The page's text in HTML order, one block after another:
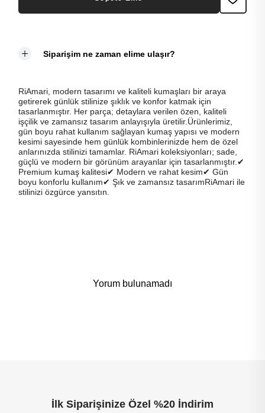
Siparişim ne zaman elime ulaşır?
RiAmari, modern tasarımı ve kaliteli kumaşları bir araya
getirerek günlük stilinize şıklık ve konfor katmak için
tasarlanmıştır. Her parça; detaylara verilen özen, kaliteli
işçilik ve zamansız tasarım anlayışıyla üretilir.Ürünlerimiz,
gün boyu rahat kullanım sağlayan kumaş yapısı ve modern
kesimi sayesinde hem günlük kombinlerinizde hem de özel
anlarınızda stilinizi tamamlar. RiAmari koleksiyonları; sade,
güçlü ve modern bir görünüm arayanlar için tasarlanmıştır.✔
Premium kumaş kalitesi✔ Modern ve rahat kesim✔ Gün
boyu konforlu kullanım✔ Şık ve zamansız tasarımRiAmari ile
stilinizi özgürce yansıtın.
Yorum bulunamadı
İlk Siparişinize Özel %20 İndirim